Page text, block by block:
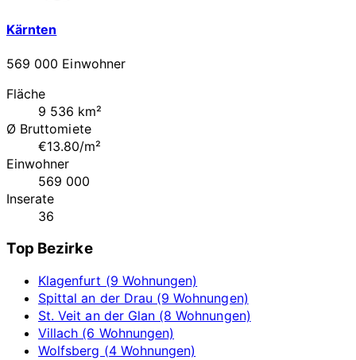
Kärnten
569 000 Einwohner
Fläche
9 536 km²
Ø Bruttomiete
€13.80/m²
Einwohner
569 000
Inserate
36
Top Bezirke
Klagenfurt (9 Wohnungen)
Spittal an der Drau (9 Wohnungen)
St. Veit an der Glan (8 Wohnungen)
Villach (6 Wohnungen)
Wolfsberg (4 Wohnungen)